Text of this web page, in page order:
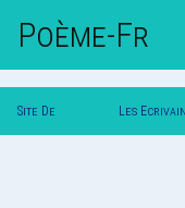
Poème-Fr
Site De Les